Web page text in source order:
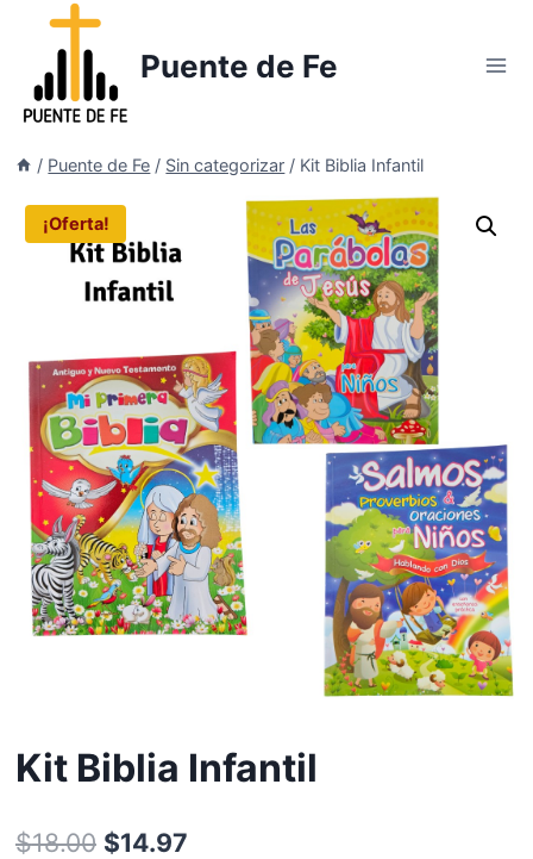
Saltar
contenido
Puente de Fe
/ Puente de Fe / Sin categorizar / Kit Biblia Infantil
¡Oferta!
Kit Biblia Infantil
$18.00 $14.97